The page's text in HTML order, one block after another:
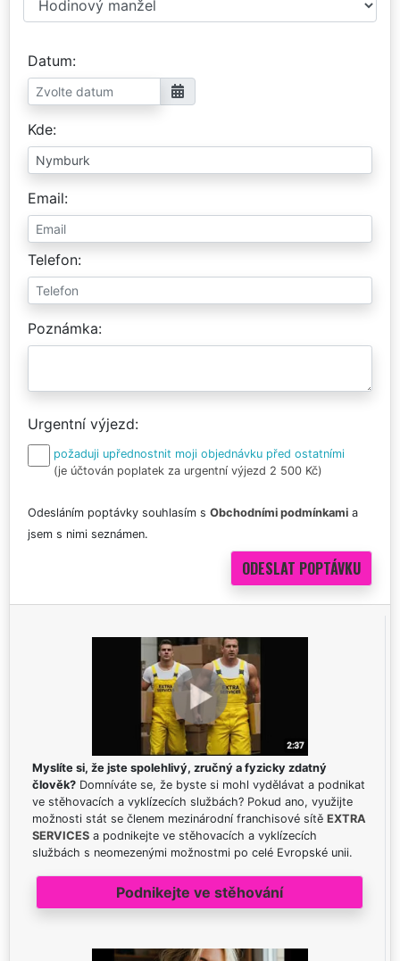
Datum
Kde
Email
Telefon
Poznámka
Urgentní výjezd
požaduji upřednostnit moji objednávku před ostatními
(je účtován poplatek za urgentní výjezd 2 500 Kč)
Odesláním poptávky souhlasím s Obchodními podmínkami a
jsem s nimi seznámen.
Myslíte si, že jste spolehlivý, zručný a fyzicky zdatný
člověk? Domníváte se, že byste si mohl vydělávat a podnikat
ve stěhovacích a vyklízecích službách? Pokud ano, využijte
možnosti stát se členem mezinárodní franchisové sítě EXTRA
SERVICES a podnikejte ve stěhovacích a vyklízecích
službách s neomezenými možnostmi po celé Evropské unii.
Podnikejte ve stěhování